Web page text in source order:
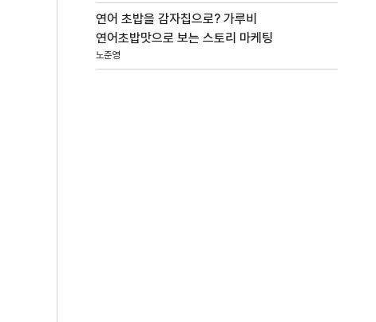
연어 초밥을 감자칩으로? 가루비
연어초밥맛으로 보는 스토리 마케팅
노준영